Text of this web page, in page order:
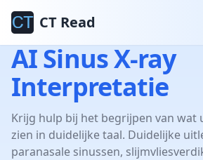
CT Read
AI Sinus X-ray
Interpretatie
Krijg hulp bij het begrijpen van wat
zien in duidelijke taal. Duidelijke
paranasale sinussen,